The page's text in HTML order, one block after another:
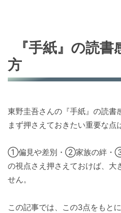
『手紙』の読
方
東野圭吾さんの『手紙』の読書
まず押さえておきたい重要な点
①偏見や差別・②家族の絆・③
の視点さえ押さえておけば、大
せん。
この記事では、この3点をもと